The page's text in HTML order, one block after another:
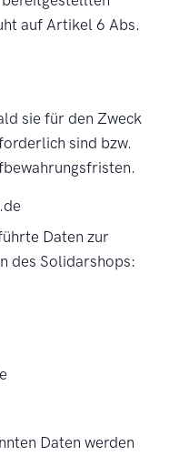
auf Artikel 6 Abs.
sie für den Zweck
sind bzw.
Daten zur
des Solidarshops:
Daten werden